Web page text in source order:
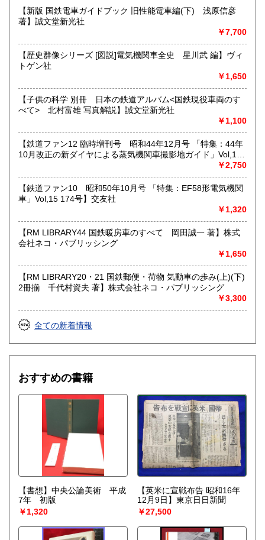
営業時間：(平日)10:00-17:00
定休日：土日祝休/臨時休業有
★出張買取・郵送買取(※要事前相談)致します。
お気軽にご相談ください。
取り扱い分野
近代文献、趣味、サブカルチャー、古書一般（その他）
【新版 国鉄電車ガイドブック 旧性能電車編(下) 浅原信彦
著】誠文堂新光社
￥7,700
【歴史群像シリーズ [図説]電気機関車全史 星川武 編】ヴィ
トゲン社
￥1,650
【子供の科学 別冊 日本の鉄道アルバム<国鉄現役車両のす
べて> 北村富雄 写真解説】誠文堂新光社
￥1,100
【鉄道ファン12 臨時増刊号 昭和44年12月号 「特集：44年
10月改正の新ダイヤによる蒸気機関車撮影地ガイド」Vol,19
￥2,750
【鉄道ファン10 昭和50年10月号 「特集：EF58形電気機関
車」Vol,15 174号】交友社
￥1,320
【RM LIBRARY44 国鉄暖房車のすべて 岡田誠一 著】株式
会社ネコ・パブリッシング
￥1,650
【RM LIBRARY20・21 国鉄郵便・荷物 気動車の歩み(上)(下)
2冊揃 千代村資夫 著】株式会社ネコ・パブリッシング
￥3,300
全ての新着情報
おすすめの書籍
【書想】中央公論美術 平成
7年 初版
￥1,320
【英米に宣戦布告 昭和16年
12月9日】東京日日新聞
￥27,500